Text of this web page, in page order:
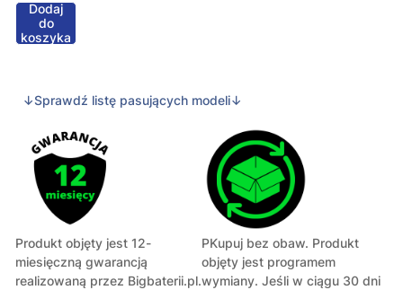
Dodaj
do
koszyka
↓Sprawdź listę pasujących modeli↓
Produkt objęty jest 12-
miesięczną gwarancją
realizowaną przez Bigbaterii.pl.
PKupuj bez obaw. Produkt
objęty jest programem
wymiany. Jeśli w ciągu 30 dni